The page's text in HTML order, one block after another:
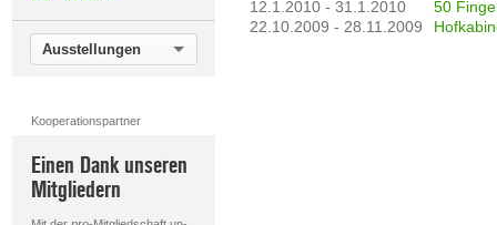
Ausstellungen
Kooperationspartner
Einen Dank unseren
Mitgliedern
12.1.2010 - 31.1.2010
50
22.10.2009 - 28.11.2009